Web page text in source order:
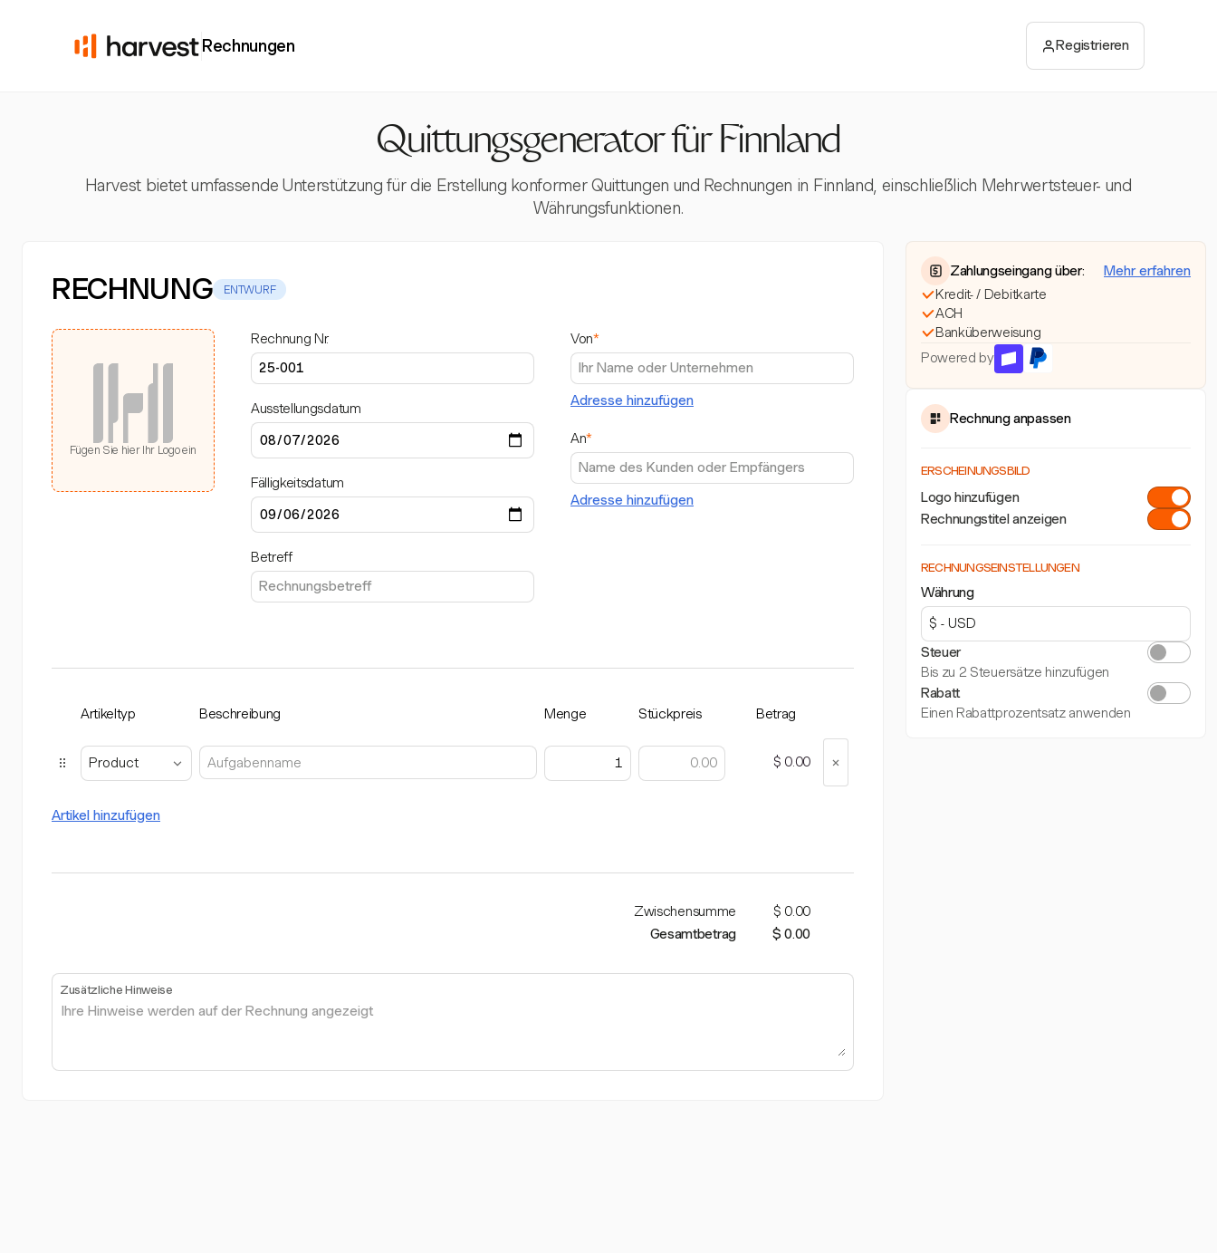
Rechnungen Registrieren
Quittungsgenerator für Finnland
Harvest bietet umfassende Unterstützung für die Erstellung konformer Quittungen und Rechnungen in Finnland, einschließlich Mehrwertsteuer- und
Währungsfunktionen.
RECHNUNG ENTWURF
Fügen Sie hier Ihr Logo ein
Rechnung Nr.
Ausstellungsdatum
Fälligkeitsdatum
Betreff
Von*
Adresse hinzufügen
An*
Adresse hinzufügen
Artikeltyp Beschreibung Menge Stückpreis Betrag
Product $ 0.00
Artikel hinzufügen
Zwischensumme
$ 0.00
Gesamtbetrag
$ 0.00
Zusätzliche Hinweise
Zahlungseingang über:
Mehr erfahren
Kredit- / Debitkarte
ACH
Banküberweisung
Powered by
Rechnung anpassen
ERSCHEINUNGSBILD
Logo hinzufügen
Rechnungstitel anzeigen
RECHNUNGSEINSTELLUNGEN
Währung
Steuer
Bis zu 2 Steuersätze hinzufügen
Rabatt
Einen Rabattprozentsatz anwenden